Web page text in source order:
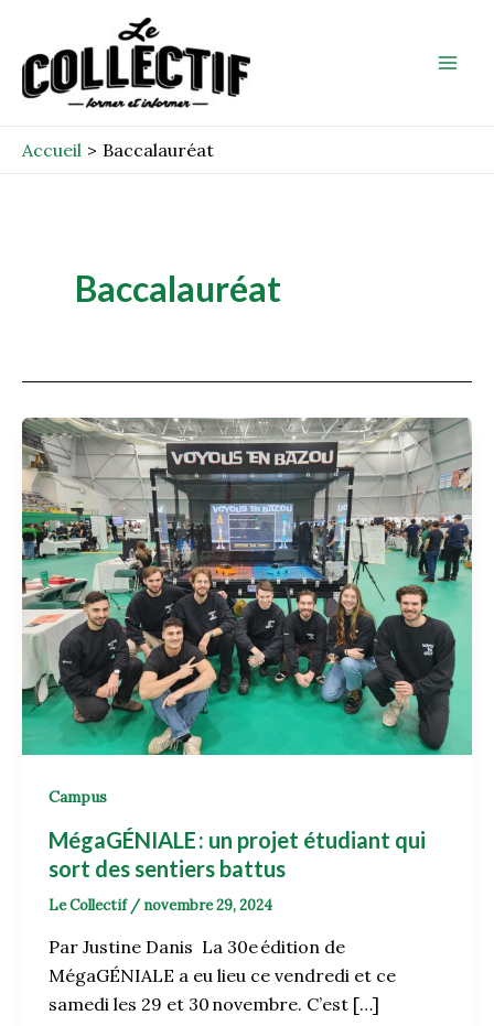
contenu
Accueil Baccalauréat
Baccalauréat
Campus
MégaGÉNIALE : un projet étudiant qui
sort des sentiers battus
Le Collectif / novembre 29, 2024
Par Justine Danis La 30e édition de
MégaGÉNIALE a eu lieu ce vendredi et ce
samedi les 29 et 30 novembre. C’est […]